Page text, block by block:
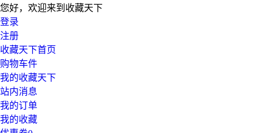
您好，欢迎来到收藏天下
登录
注册
收藏天下首页
购物车件
我的收藏天下
站内消息
我的订单
我的收藏